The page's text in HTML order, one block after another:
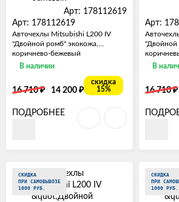
Арт: 178112619
Арт: 178112619
Авточехлы Mitsubishi L200 IV
"Двойной ромб" экокожа,
коричнево-бежевый
В наличии
16 710₽ 14 200 ₽
скидка
15%
ПОДРОБНЕЕ
Арт:
"Двойной
В
16 710₽
СКИДКА
ПРИ САМОВЫВОЗЕ
1000 РУБ.
СКИДКА
ПРИ
1000 РУБ.